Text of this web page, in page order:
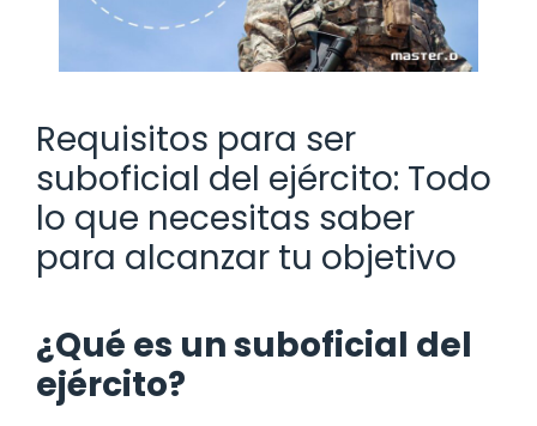
Requisitos para ser
suboficial del ejército: Todo
lo que necesitas saber
para alcanzar tu objetivo
¿Qué es un suboficial del
ejército?